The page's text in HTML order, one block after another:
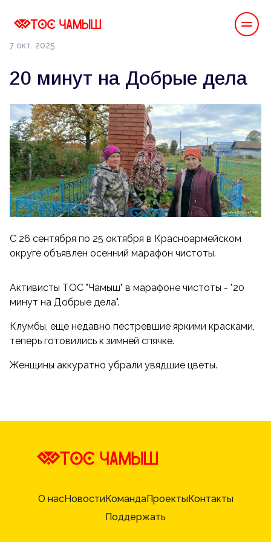
7 окт. 2025
20 минут на Добрые дела
С 26 сентября по 25 октября в Красноармейском
округе объявлен осенний марафон чистоты.
Активисты ТОС "Чамыш" в марафоне чистоты - "20
минут на Добрые дела".
Клумбы, еще недавно пестревшие яркими красками,
теперь готовились к зимней спячке.
Женщины аккуратно убрали увядшие цветы.
О насНовостиКомандаПроектыКонтакты
Поддержать